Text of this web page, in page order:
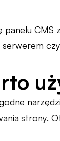
panelu
strony.